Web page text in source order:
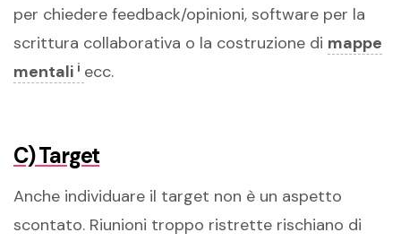
per chiedere feedback/opinioni, software per la
scrittura collaborativa o la costruzione di mappe
mentali i ecc.
C) Target
Anche individuare il target non è un aspetto
scontato. Riunioni troppo ristrette rischiano di